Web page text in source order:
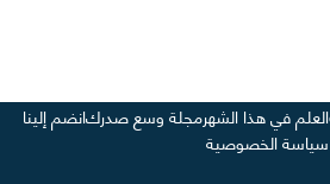
العلم في هذا الشهرمجلة وسع صدركانضم إلينا
سياسة الخصوصية